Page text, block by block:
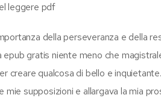
leggere pdf
della perseveranza e della
gratis niente meno che
creare qualcosa di bello e
supposizioni e allargava la mia